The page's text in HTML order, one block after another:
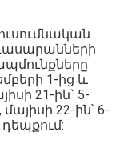
1-ից և
21-ին` 5-
22-ին՝ 6-